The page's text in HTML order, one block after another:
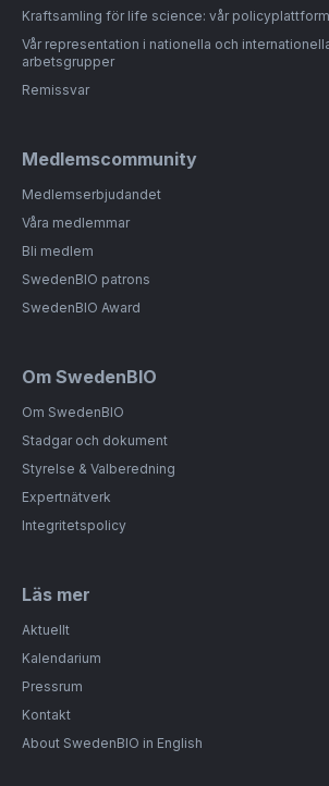
Kraftsamling för life science: vår policyplattform
Vår representation i nationella och
arbetsgrupper
Remissvar
Medlemscommunity
Medlemserbjudandet
Våra medlemmar
Bli medlem
SwedenBIO patrons
SwedenBIO Award
Om SwedenBIO
Om SwedenBIO
Stadgar och dokument
Styrelse & Valberedning
Expertnätverk
Integritetspolicy
Läs mer
Aktuellt
Kalendarium
Pressrum
Kontakt
About SwedenBIO in English